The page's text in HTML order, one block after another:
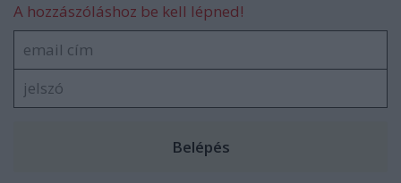
A hozzászóláshoz be kell lépned!